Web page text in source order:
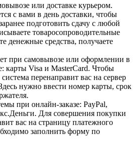
или доставке курьером.
с вами в день доставки, чтобы
подготовить сдачу с любой
товаросопроводительные
денежные средства, получаете
при самовывозе или оформлении в
карты Visa и MasterCard. Чтобы
перенаправит вас на сервер
нужно ввести номер карты, срок
при онлайн-заказе: PayPal,
Для совершения покупки
вас на страницу платежного
заполнить форму по